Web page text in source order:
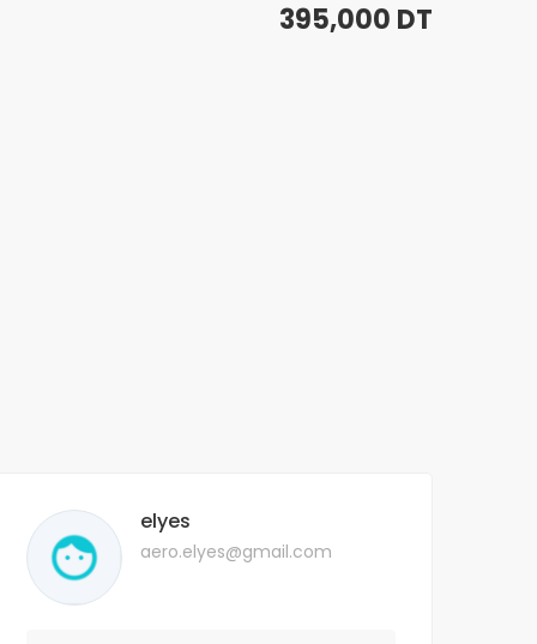
395,000 DT
elyes
aero.elyes@gmail.com